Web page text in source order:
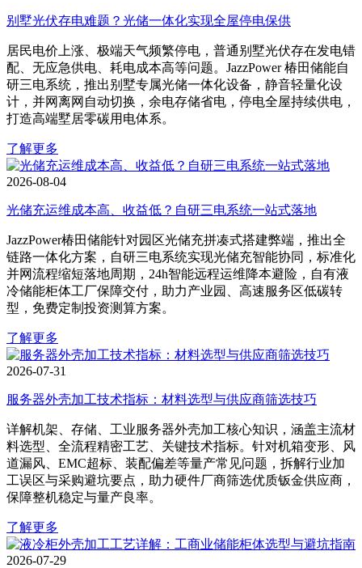
别墅光伏存电难题？光储一体化实现全屋停电保供
居民电价上涨、极端天气频繁停电，普通别墅光伏存在发电错
配、无应急供电、耗电成本高等问题。JazzPower 椿田储能自
研三电系统，推出别墅专属光储一体化设备，静音轻量化设
计，并网离网自动切换，余电存储省电，停电全屋持续供电，
打造高端墅居零碳用电体系。
了解更多
2026-08-04
光储充运维成本高、收益低？自研三电系统一站式落地
JazzPower椿田储能针对园区光储充拼凑式搭建弊端，推出全
链路一体化方案，自研三电系统实现光储充智能协同，标准化
并网流程缩短落地周期，24h智能远程运维降本避险，自有液
冷储能柜体工厂保障交付，助力产业园、高速服务区低碳转
型，免费定制投资测算方案。
了解更多
2026-07-31
服务器外壳加工技术指标：材料选型与供应商筛选技巧
详解机架、存储、工业服务器外壳加工核心知识，涵盖主流材
料选型、全流程精密工艺、关键技术指标。针对机箱变形、风
道漏风、EMC超标、装配偏差等量产常见问题，拆解行业加
工误区与采购避坑要点，助力硬件厂商筛选优质钣金供应商，
保障整机稳定与量产良率。
了解更多
2026-07-29